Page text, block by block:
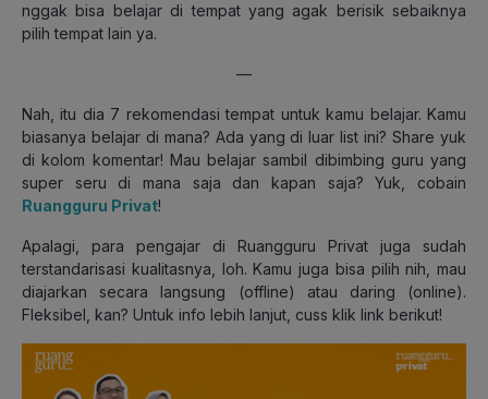
nggak bisa belajar di tempat yang agak berisik sebaiknya
pilih tempat lain ya.
—
Nah, itu dia 7 rekomendasi tempat untuk kamu belajar. Kamu
biasanya belajar di mana? Ada yang di luar list ini? Share yuk
di kolom komentar! Mau belajar sambil dibimbing guru yang
super seru di mana saja dan kapan saja? Yuk, cobain
Ruangguru Privat!
Apalagi, para pengajar di Ruangguru Privat juga sudah
terstandarisasi kualitasnya, loh. Kamu juga bisa pilih nih, mau
diajarkan secara langsung (offline) atau daring (online).
Fleksibel, kan? Untuk info lebih lanjut, cuss klik link berikut!